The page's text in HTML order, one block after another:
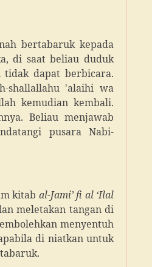
bertabaruk kepada
di saat beliau duduk
tidak dapat berbicara.
shallallahu 'alaihi wa
kemudian kembali.
Beliau menjawab
pusara Nabi-
kitab al-Jami’ fi al ‘Ilal
meletakan tangan di
menyentuh
di niatkan untuk